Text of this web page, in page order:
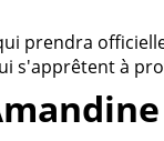
prendra
s'apprêtent à